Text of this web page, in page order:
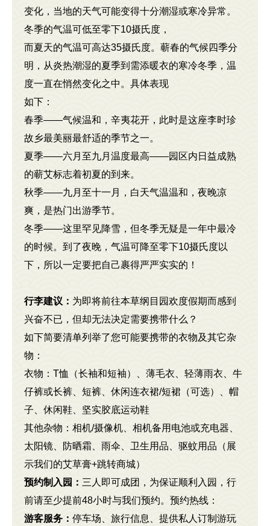
变化，当地的天气可能变得十分潮湿或寒冷异常。
冬季的气温可低至零下10摄氏度，
而夏天的气温可高达35摄氏度。蕲春的气候四季分
明，从炎热潮湿的夏季到需添暖衣的寒冷冬季，温
度一直在悄然变化之中。具体表现
如下：
春季——气候温和，辛夷花开，此时是这座李时珍
故乡最美丽最舒适的季节之一。
夏季——六月至九月温度最高——园区内日益成熟
的蕲艾标志着初夏的到来。
秋季——九月至十一月，白天气温温和，夜晚凉
爽，是热门出游季节。
冬季——这里罕见降雪，但冬季无疑是一年中最冷
的时候。到了夜晚，气温可降至零下10摄氏度以
下，所以一定要把自己裹得严严实实的！
行李建议： 为即将前往本草纲目园欢度假期而感到
兴奋不已，但却无法决定需要携带什么？
如下简要清单列举了您可能要携带的衣物及其它杂
物：
衣物：T恤（长袖和短袖）、薄毛衣、轻薄雨衣、牛
仔裤或长裤、短裤、休闲连衣裙/短裙（可选）、帽
子、休闲鞋、坚实胶底运动鞋
其他杂物：相机/摄像机、相机备用电池或充电器、
太阳镜、防晒霜、雨伞、卫生用品、驱蚊用品（展
示我们的艾草膏+跳转商城）
预约制入园： 三人即可成团，为保证顺利入园，行
前请至少提前48小时与我们预约。预约热线：
游客服务：停车场、旅行信息、提供私人订制游玩